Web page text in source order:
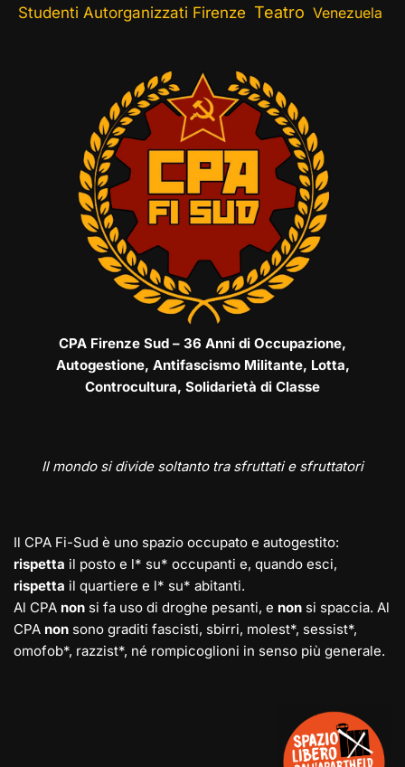
Studenti Autorganizzati Firenze Teatro Venezuela
CPA Firenze Sud – 36 Anni di Occupazione,
Autogestione, Antifascismo Militante, Lotta,
Controcultura, Solidarietà di Classe
Il mondo si divide soltanto tra sfruttati e sfruttatori
Il CPA Fi-Sud è uno spazio occupato e autogestito:
rispetta il posto e l* su* occupanti e, quando esci,
rispetta il quartiere e l* su* abitanti.
Al CPA non si fa uso di droghe pesanti, e non si spaccia. Al
CPA non sono graditi fascisti, sbirri, molest*, sessist*,
omofob*, razzist*, né rompicoglioni in senso più generale.